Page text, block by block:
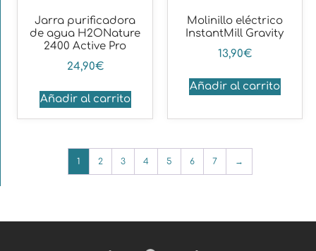
Jarra purificadora
de agua H2ONature
2400 Active Pro
24,90€
Añadir al carrito
Molinillo eléctrico
InstantMill Gravity
13,90€
Añadir al carrito
1 2 3 4 5 6 7 →